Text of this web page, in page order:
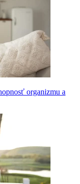
organizmu a